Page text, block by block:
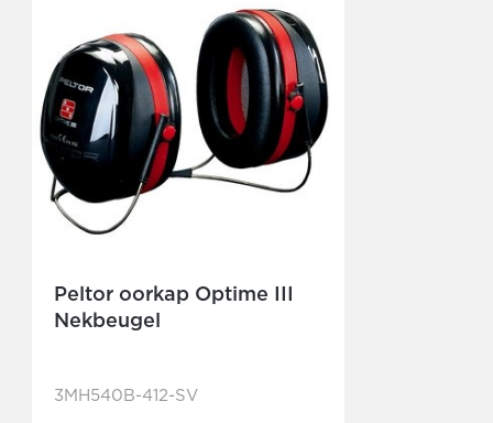
Peltor oorkap Optime III
Nekbeugel
3MH540B-412-SV